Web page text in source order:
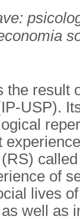
the result
USP).
of
lives
well as